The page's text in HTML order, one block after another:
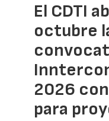
El CDTI
octubre
2026
para